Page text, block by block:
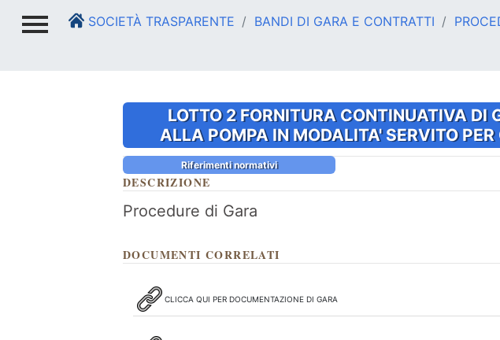
SOCIETÀ TRASPARENTE BANDI DI GARA E CONTRATTI
LOTTO 2 FORNITURA CONTINUATIVA DI
ALLA POMPA IN MODALITA' SERVITO
Riferimenti normativi
DESCRIZIONE
Procedure di Gara
DOCUMENTI CORRELATI
CLICCA QUI PER DOCUMENTAZIONE DI GARA